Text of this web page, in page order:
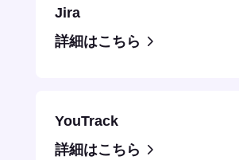
Jira
詳細はこちら
YouTrack
詳細はこちら